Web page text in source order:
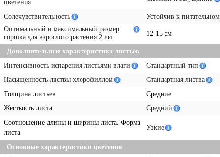
цветения
Солечувствительность
Устойчив к
Оптимальный и максимальный размер
горшка для взрослого растения 2 лет
12-15 см
Дополнительные характеристики листьев
Интенсивность испарения листьями влаги
Стандартный тип
Насыщенность листвы хлорофиллом
Стандартная листва
Толщина листьев
Средние
Жесткость листа
Средний
Соотношение длины и ширины листа. Форма
листа
Узкие
Основные характеристики цветения